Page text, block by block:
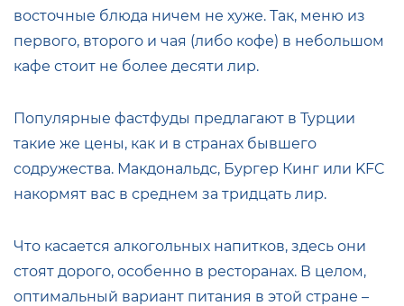
восточные блюда ничем не хуже. Так, меню из
первого, второго и чая (либо кофе) в небольшом
кафе стоит не более десяти лир.
Популярные фастфуды предлагают в Турции
такие же цены, как и в странах бывшего
содружества. Макдональдс, Бургер Кинг или KFC
накормят вас в среднем за тридцать лир.
Что касается алкогольных напитков, здесь они
стоят дорого, особенно в ресторанах. В целом,
оптимальный вариант питания в этой стране –